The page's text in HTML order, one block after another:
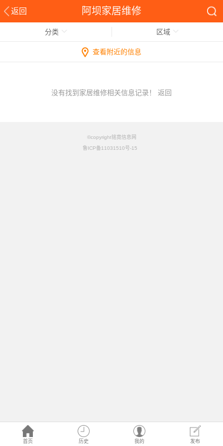
返回 阿坝家居维修
首页 历史 我的 发布
分类 区域
查看附近的信息
没有找到家居维修相关信息记录！ 返回
©copyright铭竟信息网
鲁ICP备11031510号-15